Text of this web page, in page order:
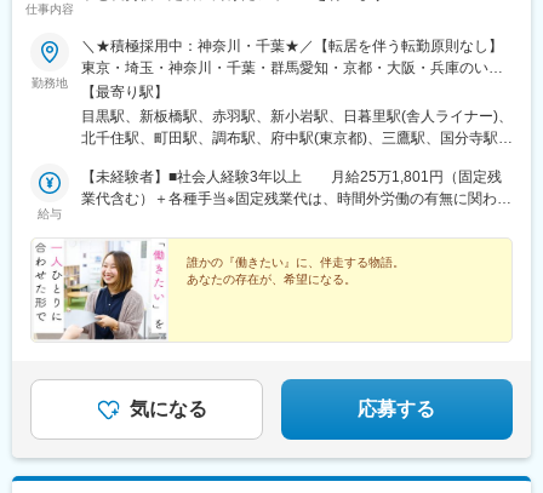
■当社について：
・当社は関東でトップクラスのシェアを持つ総合医療商社です。
扱っていない製品がないほどのラインナップで、「栗原に頼めば
なんでも用意できる」というブランドがあります。
・トップシェアを取ることができた要因は当社独自の営業スタイ
ルです。医療機関を広くカバーし病院との窓口となる「エリア営
業」、特定分野のスペシャリストとして専門知識を生かして製品
についての提案を行う「専門営業」、在宅患者向けの福祉用具等
を扱う「ライフケア営業」の3つに営業部隊を分けることによって
・東証プライム上場のメディアスホールディングスのグループ会
社です。業績は年々増収増益で、設立60年を超えてもなお成長し
続ける企業です。
変更の範囲：会社の定める業務
仕事内容
勤務地
＼★積極採用中：神奈川・千葉★／【転居を伴う転勤原則なし】
東京・埼玉・神奈川・千葉・群馬愛知・京都・大阪・兵庫のいず
れか※希望を考慮※受動喫煙対策あり＝＝＝＝積極採用中！！＝＝
＝＝【神奈川県】横浜市・川崎市・藤沢市・厚木市・相模原市・
平塚市・大和市・横須賀市秦野市・鎌倉市・海老名市【千葉県】
安市・市川市＝＝＝＝＝＝＝＝＝＝＝＝＝＝＝＝【東京都】板橋
区・足立区・北区・荒川区・目黒区・葛飾区・三鷹市・調布市・
ま市・川越市・朝霞市・所沢市・越谷市・春日部市・久喜市・熊
谷【群馬県】高崎市【栃木県】宇都宮【兵庫県】尼崎市・神戸市
【大阪府】大阪市（北区・浪速区・都島区・天王寺区）豊中市
【愛知県】名古屋市(熱田区・北区・西区・中区・名東区、中村
区）【福岡県】福岡市
【最寄り駅】
目黒駅、新板橋駅、赤羽駅、新小岩駅、日暮里駅(舎人ライナー)、
北千住駅、町田駅、調布駅、府中駅(東京都)、三鷹駅、国分寺駅、
蘇我駅、柏駅、津田沼駅、船橋駅、京成船橋駅、幸谷駅、新松戸
駅、流山おおたかの森駅、東葉勝田台駅、勝田台駅、本八幡駅(総
駅、南浦和駅、南越谷駅、春日部駅、川越駅、所沢駅、朝霞台
駅、北朝霞駅、川口駅、久喜駅、京急川崎駅、新丸子駅、向ケ丘
遊園駅、川崎駅、溝の口駅、横浜駅、神奈川駅、関内駅、平沼橋
駅、戸塚駅、新横浜駅、長津田駅、横須賀中央駅、平塚駅、相模
大野駅、橋本駅(神奈川県)、辻堂駅、藤沢駅、湘南台駅、大和駅
国際センター駅、金山駅(愛知県)、伏見駅(愛知県)、森下駅(愛知
県)、名古屋駅、藤が丘駅(愛知県)、京都駅、京都河原町駅、大阪
梅田駅(阪急線)、なんば駅(地下鉄)、なんば駅(南海線)、大阪城北
詰駅、天王寺駅、渡辺橋駅、北新地駅、高槻駅、千里中央駅(北大
阪急行)、尼崎駅(東海道本線)、旧居留地・大丸前駅、天神駅、東
給与
【未経験者】■社会人経験3年以上 月給25万1,801円（固定残
業代含む）＋各種手当※固定残業代は、時間外労働の有無に関わら
追加で支給 ■社会人経験3年未満 月給25万5,801円（固定残業
代含む）＋各種手当※固定残業代は、時間外労働の有無に関わらず
月25時間分を、月3万9,783円支給上記を超える時間外労働分は追
加で支給 【福祉経験者】…福祉業界3年以上・サービス管理責任
者要件を満たす方が対象 月給27万1,801円（固定残業代含む）
給 ◆サービス管理責任者、マネージャーの場合 月給33万4,785
円（固定残業代含む）※固定残業代は、時間外労働の有無に関わら
ず月30時間分を、月6万2,695円支給上記を超える時間外労働分は
追加で支給
誰かの『働きたい』に、伴走する物語。
あなたの存在が、希望になる。
気になる 応募する